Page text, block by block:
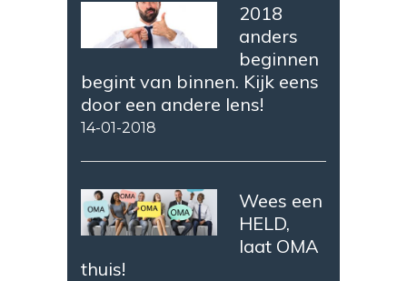
2018
anders
beginnen
begint van binnen. Kijk eens
door een andere lens!
14-01-2018
Wees een
HELD,
laat OMA
thuis!